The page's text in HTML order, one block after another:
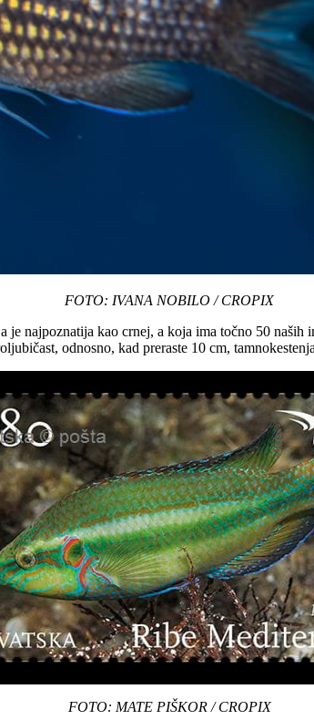
FOTO: IVANA NOBILO / CROPIX
najpoznatija kao crnej, a koja ima točno 50
odnosno, kad preraste 10 cm,
FOTO: MATE PIŠKOR / CROPIX